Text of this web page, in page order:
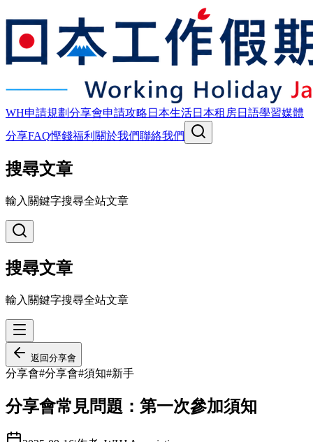
WH申請規劃分享會申請攻略 日本生活日本租房日語學習媒體
分享FAQ慳錢福利 關於我們聯絡我們
搜尋文章
輸入關鍵字搜尋全站文章
搜尋文章
輸入關鍵字搜尋全站文章
返回分享會
分享會#分享會#須知#新手
分享會常見問題：第一次參加須知